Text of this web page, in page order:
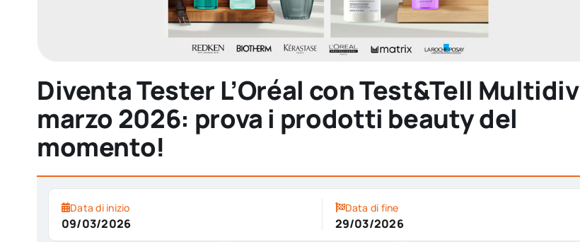
Diventa Tester L’Oréal con Test&Tell Multidiv
marzo 2026: prova i prodotti beauty del
momento!
Data di inizio
09/03/2026
Data di fine
29/03/2026